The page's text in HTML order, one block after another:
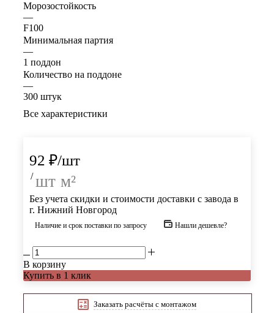
Морозостойкость
—
F100
Минимальная партия
—
1 поддон
Количество на поддоне
—
300 штук
Все характеристики
92 ₽/шт
/ шт м²
Без учета скидки и стоимости доставки с завода в
г. Нижний Новгород
Наличие и срок поставки по запросу Нашли дешевле?
В корзину
Купить в 1 клик
Заказать расчёты с монтажом